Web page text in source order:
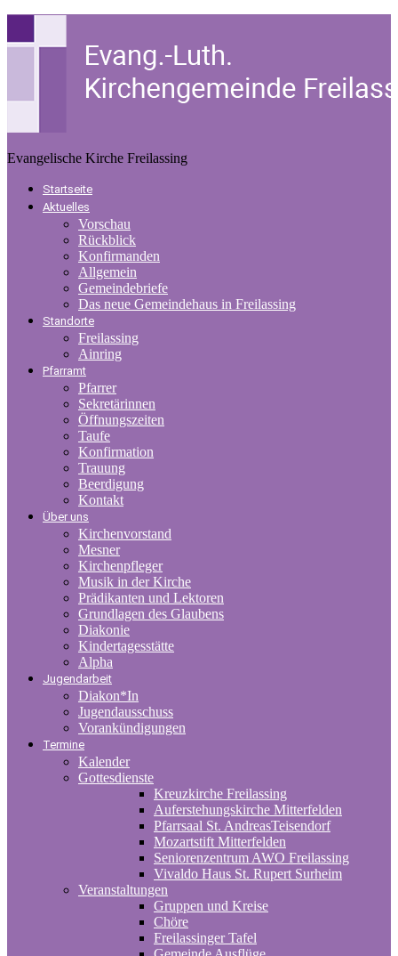
Evangelische Kirche Freilassing
Startseite
Aktuelles
Vorschau
Rückblick
Konfirmanden
Allgemein
Gemeindebriefe
Das neue Gemeindehaus in Freilassing
Standorte
Freilassing
Ainring
Pfarramt
Pfarrer
Sekretärinnen
Öffnungszeiten
Taufe
Konfirmation
Trauung
Beerdigung
Kontakt
Über uns
Kirchenvorstand
Mesner
Kirchenpfleger
Musik in der Kirche
Prädikanten und Lektoren
Grundlagen des Glaubens
Diakonie
Kindertagesstätte
Alpha
Jugendarbeit
Diakon*In
Jugendausschuss
Vorankündigungen
Termine
Kalender
Gottesdienste
Kreuzkirche Freilassing
Auferstehungskirche Mitterfelden
Pfarrsaal St. AndreasTeisendorf
Mozartstift Mitterfelden
Seniorenzentrum AWO Freilassing
Vivaldo Haus St. Rupert Surheim
Veranstaltungen
Gruppen und Kreise
Chöre
Freilassinger Tafel